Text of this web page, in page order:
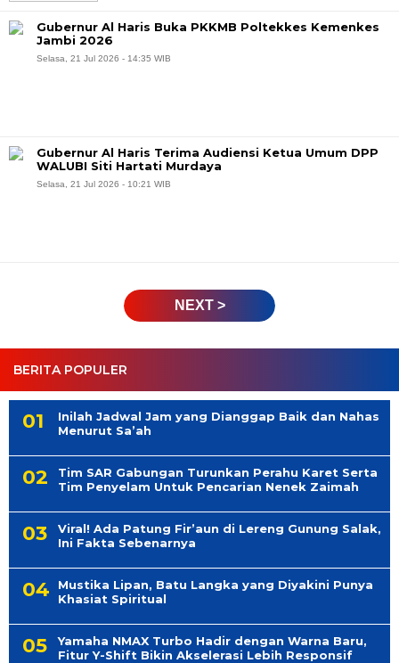
BERITA POPULER
Inilah Jadwal Jam yang Dianggap Baik dan Nahas
Menurut Sa’ah
Tim SAR Gabungan Turunkan Perahu Karet Serta
Tim Penyelam Untuk Pencarian Nenek Zaimah
Viral! Ada Patung Fir’aun di Lereng Gunung Salak,
Ini Fakta Sebenarnya
Mustika Lipan, Batu Langka yang Diyakini Punya
Khasiat Spiritual
Yamaha NMAX Turbo Hadir dengan Warna Baru,
Fitur Y-Shift Bikin Akselerasi Lebih Responsif
Gubernur Al Haris Buka PKKMB Poltekkes Kemenkes
Jambi 2026
Selasa, 21 Jul 2026 - 14:35 WIB
Gubernur Al Haris Terima Audiensi Ketua Umum DPP
WALUBI Siti Hartati Murdaya
Selasa, 21 Jul 2026 - 10:21 WIB
NEXT >